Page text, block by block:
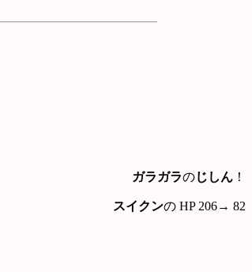
ガラガラのじしん ！
スイクンの HP 206→ 82